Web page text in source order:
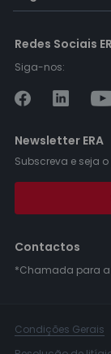
Redes Sociais
Siga-nos:
Newsletter ERA
Subscreva e seja
Contactos
*Chamada para
Condições Gerais